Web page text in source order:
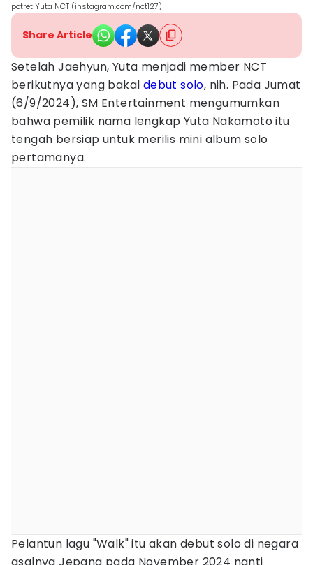
potret Yuta NCT (instagram.com/nct127)
Share Article
Setelah Jaehyun, Yuta menjadi member NCT
berikutnya yang bakal debut solo, nih. Pada Jumat
(6/9/2024), SM Entertainment mengumumkan
bahwa pemilik nama lengkap Yuta Nakamoto itu
tengah bersiap untuk merilis mini album solo
pertamanya.
Pelantun lagu "Walk" itu akan debut solo di negara